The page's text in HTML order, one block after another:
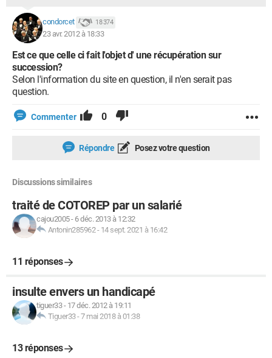
condorcet 18 374
23 avr. 2012 à 18:33
Est ce que celle ci fait l'objet d' une récupération sur
succession?
Selon l'information du site en question, il n'en serait pas
question.
Commenter 0
Répondre Posez votre question
Discussions similaires
traité de COTOREP par un salarié
cajou2005- 6 déc. 2013 à 12:32
Antonin285962- 14 sept. 2021 à 16:42
11 réponses
insulte envers un handicapé
tiguer33- 17 déc. 2012 à 19:11
Tiguer33-7 mai 2018 à 01:38
13 réponses